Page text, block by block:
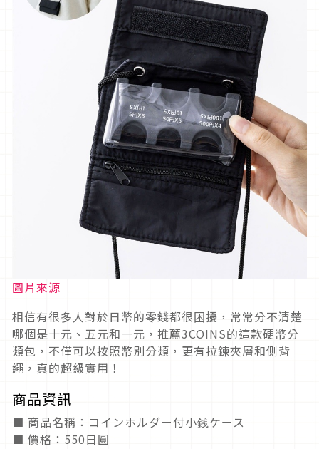
圖片來源
相信有很多人對於日幣的零錢都很困擾，常常分不清楚
哪個是十元、五元和一元，推薦3COINS的這款硬幣分
類包，不僅可以按照幣別分類，更有拉鍊夾層和側背
繩，真的超級實用！
商品資訊
■ 商品名稱：コインホルダー付小銭ケース
■ 價格：550日圓